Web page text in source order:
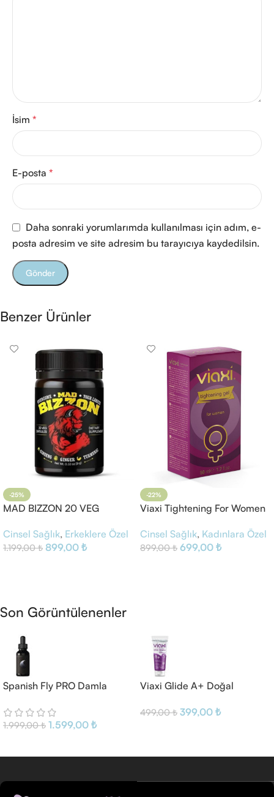
İsim *
E-posta *
Daha sonraki yorumlarımda kullanılması için adım, e-
posta adresim ve site adresim bu tarayıcıya kaydedilsin.
Benzer Ürünler
-25%
MAD BIZZON 20 VEG
Cinsel Sağlık, Erkeklere Özel
1.199,00₺ 899,00 ₺
-22%
Viaxi Tightening For Women
Cinsel Sağlık, Kadınlara Özel
899,00₺ 699,00 ₺
Son Görüntülenenler
Spanish Fly PRO Damla
1.999,00₺ 1.599,00 ₺
Viaxi Glide A+ Doğal
499,00₺ 399,00 ₺